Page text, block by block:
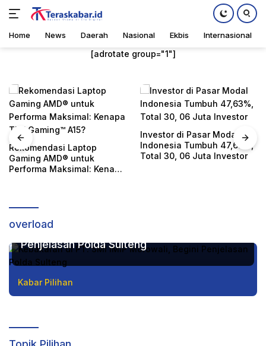
Home News Daerah Nasional Ekbis Internasional
[adrotate group="1"]
Rekomendasi Laptop
Gaming AMD® untuk
Performa Maksimal: Kenapa
Investor di Pasar Modal
Indonesia Tumbuh 47,63%,
Total 30, 06 Juta Investor
overload
Kebakaran di PT. SMI IMIP Morowali, Begini
Penjelasan Polda Sulteng
Kabar Pilihan